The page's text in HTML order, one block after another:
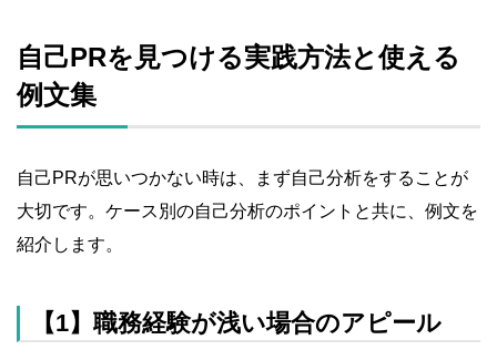
自己PRを見つける実践方法と使える
例文集
自己PRが思いつかない時は、まず自己分析をすることが
大切です。ケース別の自己分析のポイントと共に、例文を
紹介します。
【1】職務経験が浅い場合のアピール